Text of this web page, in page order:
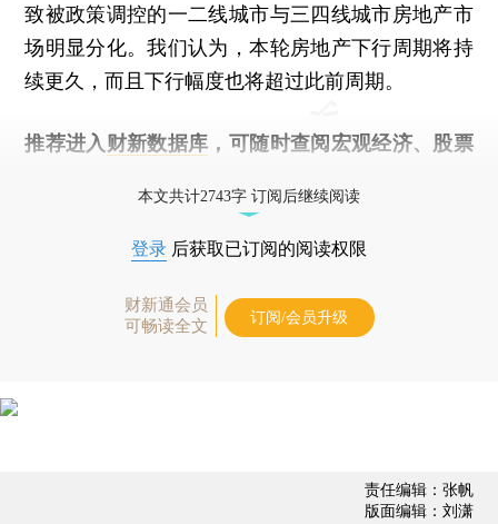
致被政策调控的一二线城市与三四线城市房地产市
场明显分化。我们认为，本轮房地产下行周期将持
续更久，而且下行幅度也将超过此前周期。
推荐进入 财新数据库 ，可随时查阅宏观经济、股票
本文共计2743字 订阅后继续阅读
登录 后获取已订阅的阅读权限
财新通会员
可畅读全文
订阅/会员升级
责任编辑：张帆
版面编辑：刘潇